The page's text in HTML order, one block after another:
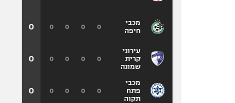
מכבי
חיפה
עירוני
קרית
שמונה
מכבי
פתח
תקוה
0
0
0
0
0
0
0
0
0
0
0
0
0
0
0